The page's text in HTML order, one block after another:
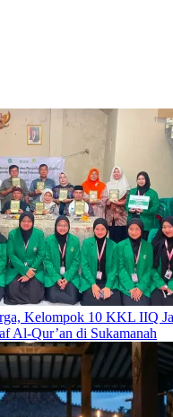
Kelompok 10 KKL IIQ
Al-Qur’an di Sukamanah